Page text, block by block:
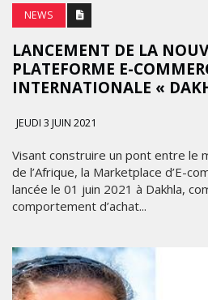
NEWS
LANCEMENT DE LA
PLATEFORME E-
INTERNATIONALE «
JEUDI 3 JUIN 2021
Visant construire un pont entre le
de l’Afrique, la Marketplace d’E-
lancée le 01 juin 2021 à Dakhla,
comportement d’achat...